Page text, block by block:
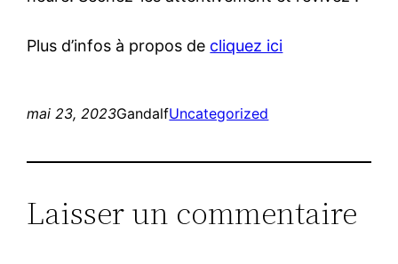
Plus d’infos à propos de cliquez ici
mai 23, 2023GandalfUncategorized
Laisser un commentaire